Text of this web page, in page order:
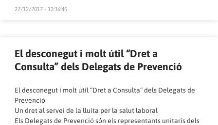
27/12/2017 - 12:36:45
El desconegut i molt útil “Dret a
Consulta” dels Delegats de Prevenció
El desconegut i molt útil “Dret a Consulta” dels Delegats de
Prevenció
Un dret al servei de la lluita per la salut laboral
Els Delegats de Prevenció són els representants unitaris dels